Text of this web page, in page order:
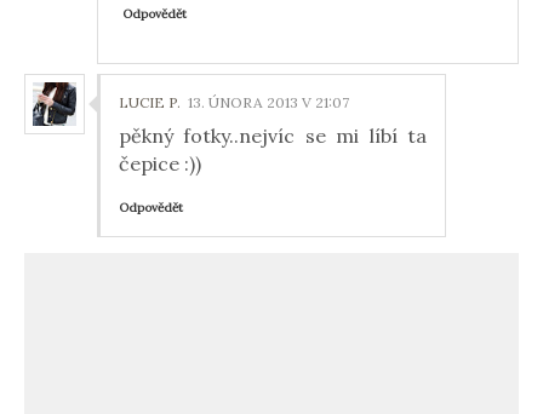
Odpovědět
LUCIE P. 13. ÚNORA 2013 V 21:07
pěkný fotky..nejvíc se mi líbí ta
čepice :))
Odpovědět